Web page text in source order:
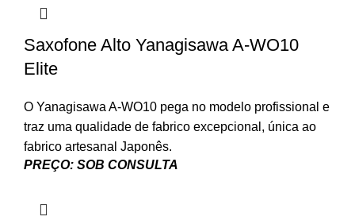
Saxofone Alto Yanagisawa A-WO10
Elite
O Yanagisawa A-WO10 pega no modelo profissional e
traz uma qualidade de fabrico excepcional, única ao
fabrico artesanal Japonês.
PREÇO: SOB CONSULTA